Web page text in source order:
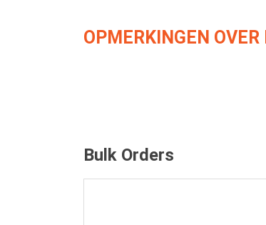
OPMERKINGEN
Bulk Orders